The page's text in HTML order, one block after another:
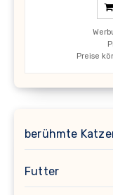
Preise
berühmte
Futter